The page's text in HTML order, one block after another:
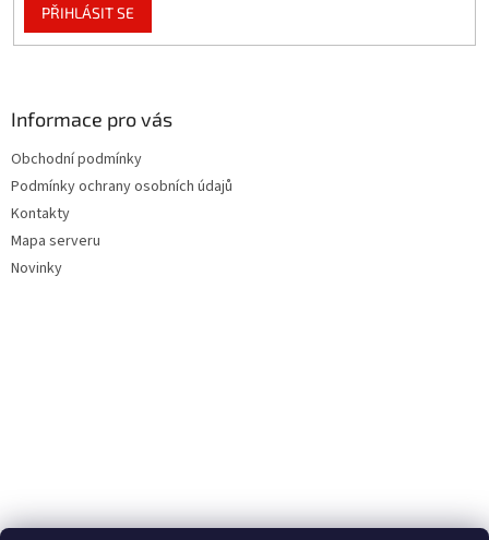
PŘIHLÁSIT SE
Informace pro vás
Obchodní podmínky
Podmínky ochrany osobních údajů
Kontakty
Mapa serveru
Novinky